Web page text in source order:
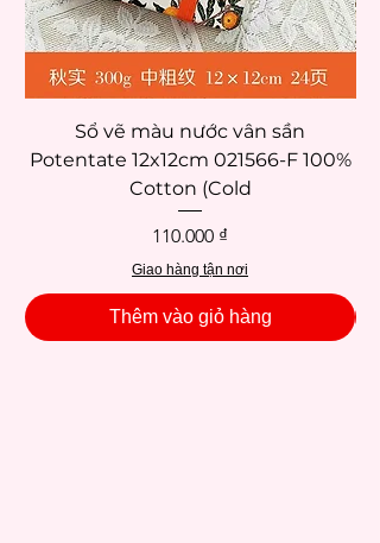
Sổ vẽ màu nước vân sần
Potentate 12x12cm 021566-F 100%
Cotton (Cold
Giá
110.000 ₫
Giao hàng tận nơi
Thêm vào giỏ hàng